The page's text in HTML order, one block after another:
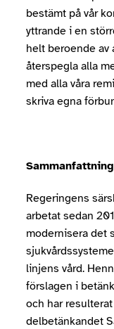
bestämt på vår
yttrande i en
helt beroende av
återspegla alla
med alla våra
skriva egna
Regeringens
arbetat sedan
modernisera det
linjens vård.
förslagen i
och har
delbetänkandet